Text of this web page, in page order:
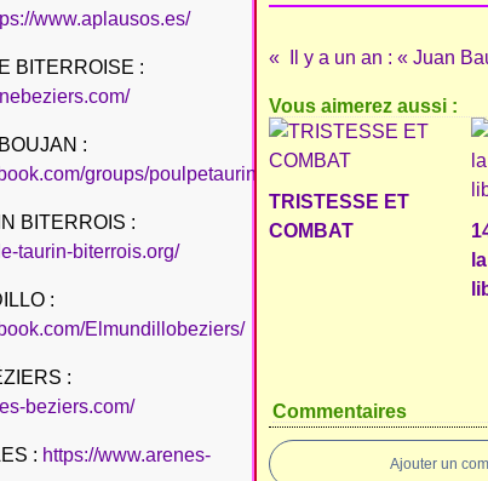
www.aplausos.es/
BITERROISE :
:
groups/poulpetaurinboujan/
BITERROIS :
taurin-biterrois.org/
:
Elmundillobeziers/
:
beziers.com/
: https://www.arenes-
Il y a un an : « Juan
Vous aimerez aussi :
TRISTESSE ET
COMBAT
Commentaires
Ajouter un